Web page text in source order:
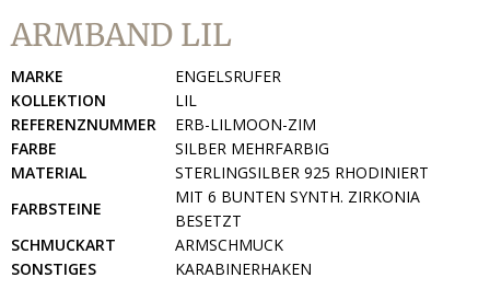
ARMBAND LIL
MARKE
ENGELSRUFER
KOLLEKTION
LIL
REFERENZNUMMER
ERB-LILMOON-ZIM
FARBE
SILBER MEHRFARBIG
MATERIAL
STERLINGSILBER 925 RHODINIERT
FARBSTEINE
MIT 6 BUNTEN SYNTH. ZIRKONIA
BESETZT
SCHMUCKART
ARMSCHMUCK
SONSTIGES
KARABINERHAKEN